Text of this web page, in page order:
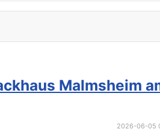
Malmsheim
2026-06-05